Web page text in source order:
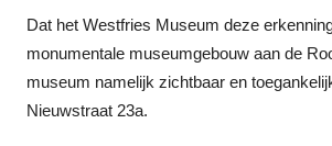
Dat het Westfries Museum deze
monumentale museumgebouw aan de
museum namelijk zichtbaar en
Nieuwstraat 23a.